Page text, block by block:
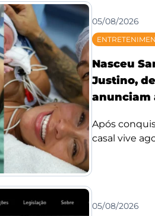
05/08/2026
Nasceu
Justino, de
anunciam
Após
casal vive
05/08/2026